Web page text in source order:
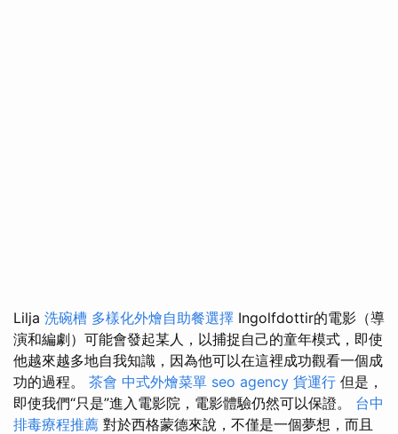
Lilja 洗碗槽 多樣化外燴自助餐選擇 Ingolfdottir的電影（導
演和編劇）可能會發起某人，以捕捉自己的童年模式，即使
他越來越多地自我知識，因為他可以在這裡成功觀看一個成
功的過程。 茶會 中式外燴菜單 seo agency 貨運行 但是，
即使我們“只是”進入電影院，電影體驗仍然可以保證。 台中
排毒療程推薦 對於西格蒙德來說，不僅是一個夢想，而且